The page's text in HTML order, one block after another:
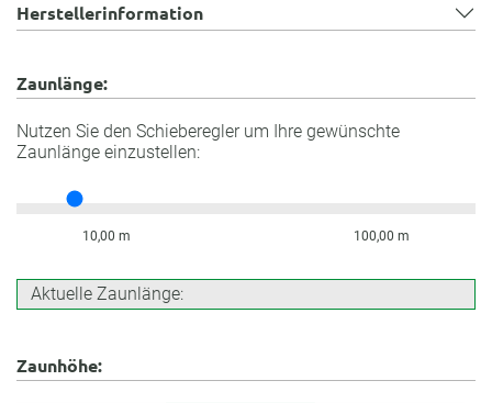
Herstellerinformation
Zaunlänge:
Nutzen Sie den Schieberegler um Ihre gewünschte
Zaunlänge einzustellen:
Aktuelle Zaunlänge:
10,00 m 100,00 m
Zaunhöhe: